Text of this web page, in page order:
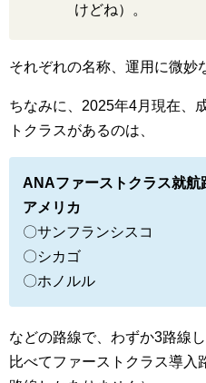
けどね）。
それぞれの名称、運用に微妙
ちなみに、2025年4月現在、
トクラスがあるのは、
ANAファーストクラス就航
アメリカ
〇サンフランシスコ
〇シカゴ
〇ホノルル
などの路線で、わずか3路線
比べてファーストクラス導入